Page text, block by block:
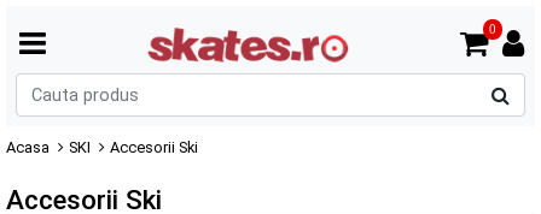
0
Acasa SKI Accesorii Ski
Accesorii Ski